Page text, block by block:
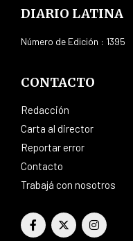
DIARIO LATINA
Número de Edición : 1395
CONTACTO
Redacción
Carta al director
Reportar error
Contacto
Trabajá con nosotros